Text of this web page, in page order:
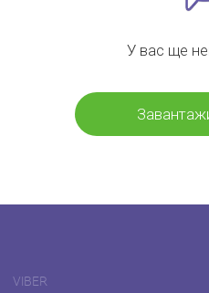
У вас ще
VIBER